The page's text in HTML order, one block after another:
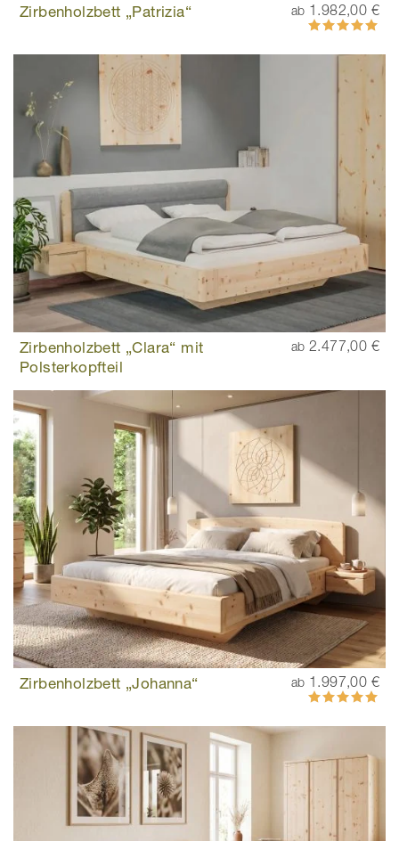
Zirbenholzbett „Patrizia“ ab 1.982,00 €
Bewertung:
100%
Zirbenholzbett „Clara“ mit
Polsterkopfteil
ab 2.477,00 €
Zirbenholzbett „Johanna“ ab 1.997,00 €
Bewertung:
100%